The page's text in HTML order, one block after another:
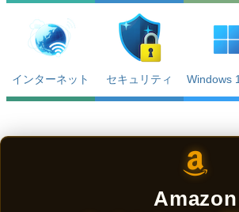
インターネット セキュリティ Windows
Amazon